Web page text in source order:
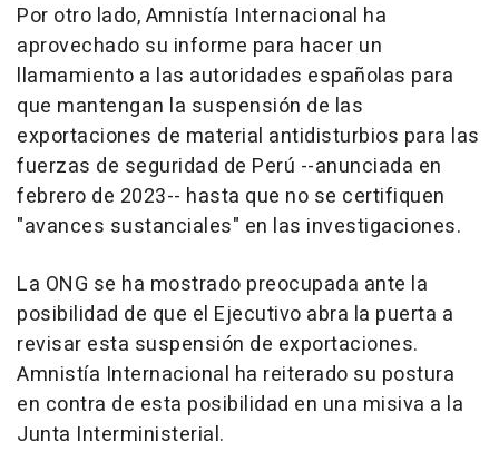
Por otro lado, Amnistía Internacional ha
aprovechado su informe para hacer un
llamamiento a las autoridades españolas para
que mantengan la suspensión de las
exportaciones de material antidisturbios para las
fuerzas de seguridad de Perú --anunciada en
febrero de 2023-- hasta que no se certifiquen
"avances sustanciales" en las investigaciones.
La ONG se ha mostrado preocupada ante la
posibilidad de que el Ejecutivo abra la puerta a
revisar esta suspensión de exportaciones.
Amnistía Internacional ha reiterado su postura
en contra de esta posibilidad en una misiva a la
Junta Interministerial.